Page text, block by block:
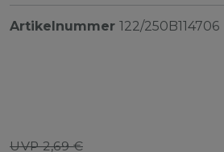
Artikelnummer 122/250B114706
UVP 2,69 €